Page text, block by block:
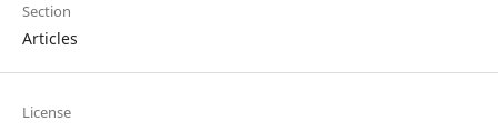
Section
Articles
License